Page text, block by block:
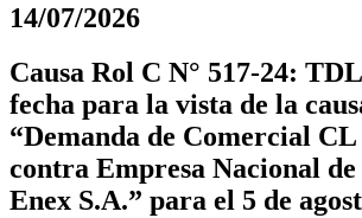
14/07/2026
Causa Rol C N° 517-24:
fecha para la vista de la
“Demanda de Comercial
contra Empresa Nacional
Enex S.A.” para el 5 de